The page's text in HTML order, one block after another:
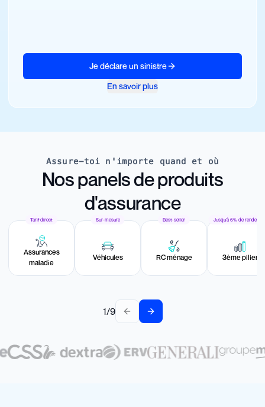
Je déclare un sinistre
En savoir plus
Assure-toi n'importe quand et où
Nos panels de produits
d'assurance
Tarif direct
Assurances
maladie
Sur-mesure
Véhicules
Best-seller
RC ménage
Jusqu'à 6% de
3ème pilier
1/9 Previous slide
Next slide